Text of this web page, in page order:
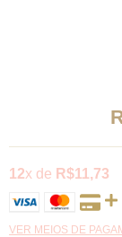
12x de R$11,73
VER MEIOS DE